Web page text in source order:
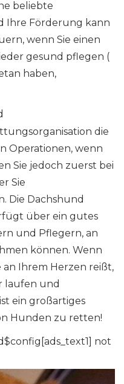
beliebte
Ihre Förderung kann
wenn Sie einen
gesund pflegen (
haben,
die
Operationen, wenn
Sie jedoch zuerst bei
Sie
Die Dachshund
über ein gutes
und Pflegern, an
können. Wenn
an Ihrem Herzen reißt,
laufen und
ein großartiges
Hunden zu retten!
not